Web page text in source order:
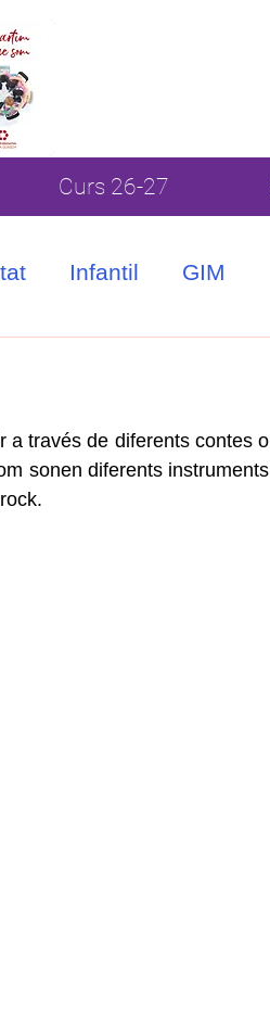
Curs 26-27
Infantil GIM
a través de diferents contes o
sonen diferents instruments